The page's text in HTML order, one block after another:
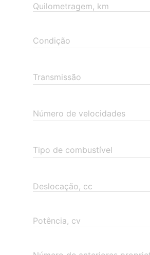
Quilometragem, km
Condição
Transmissão
Número de velocidades
Tipo de combustível
Deslocação, cc
Potência, cv